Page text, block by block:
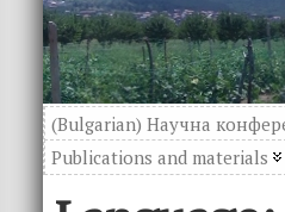
(Bulgarian) Научна
Publications and materials